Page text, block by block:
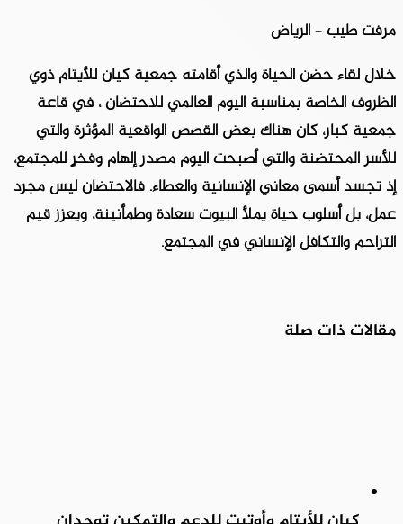
مرفت طيب – الرياض
خلال لقاء حضن الحياة والذي أقامته جمعية كيان للأيتام ذوي
الظروف الخاصة بمناسبة اليوم العالمي للاحتضان ، في قاعة
جمعية كبار، كان هناك بعض القصص الواقعية المؤثرة والتي
للأسر المحتضنة والتي أصبحت اليوم مصدر إلهام وفخرٍ للمجتمع،
إذ تجسد أسمى معاني الإنسانية والعطاء. فالاحتضان ليس مجرد
عمل، بل أسلوب حياة يملأ البيوت سعادة وطمأنينة، ويعزز قيم
التراحم والتكافل الإنساني في المجتمع.
مقالات ذات صلة